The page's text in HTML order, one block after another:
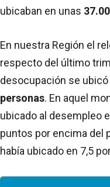
ubicaban en unas
En nuestra Región el
respecto del último
desocupación se ubicó
personas. En aquel
ubicado al desempleo
puntos por encima del
había ubicado en 7,5